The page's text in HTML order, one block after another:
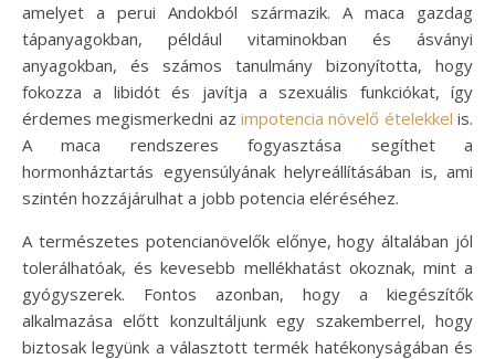
amelyet a perui Andokból származik. A maca gazdag
tápanyagokban, például vitaminokban és ásványi
anyagokban, és számos tanulmány bizonyította, hogy
fokozza a libidót és javítja a szexuális funkciókat, így
érdemes megismerkedni az impotencia növelő ételekkel is.
A maca rendszeres fogyasztása segíthet a
hormonháztartás egyensúlyának helyreállításában is, ami
szintén hozzájárulhat a jobb potencia eléréséhez.
A természetes potencianövelők előnye, hogy általában jól
tolerálhatóak, és kevesebb mellékhatást okoznak, mint a
gyógyszerek. Fontos azonban, hogy a kiegészítők
alkalmazása előtt konzultáljunk egy szakemberrel, hogy
biztosak legyünk a választott termék hatékonyságában és